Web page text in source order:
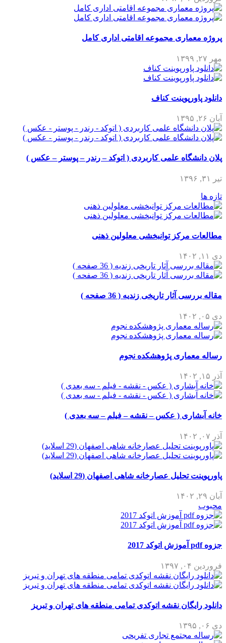
پروژه معماری مجموعه اقامتی اداری کامل
مهر ۲۷, ۱۳۹۹
دانلود پاورپوینت کناف
آبان ۲۶, ۱۳۹۵
پلان دانشگاه علمی کاربردی ( اتوکد – رندر – پوستر – عکس )
تیر ۳۱, ۱۳۹۶
تازه ها
مطالعات مرکز توانبخشی معلولین ذهنی
دی ۱۱, ۱۴۰۲
مقاله بررسی آثار تاریخی زندیه ( 36 صفحه )
دی ۰۵, ۱۴۰۲
رساله معماری پژوهشکده نجوم
آذر ۱۵, ۱۴۰۲
خانه آبشاری ( عکس – نقشه – فیلم – سه بعدی )
آذر ۰۷, ۱۴۰۲
پاورپوینت تحلیل عصارخانه شاهی اصفهان (29 اسلاید)
آبان ۲۹, ۱۴۰۲
محبوب
جزوه pdf آموزش اتوکد 2017
فروردین ۰۴, ۱۳۹۷
دانلود رایگان نقشه اتوکدی تمامی منطقه های تهران و تبریز
دی ۰۶, ۱۳۹۵